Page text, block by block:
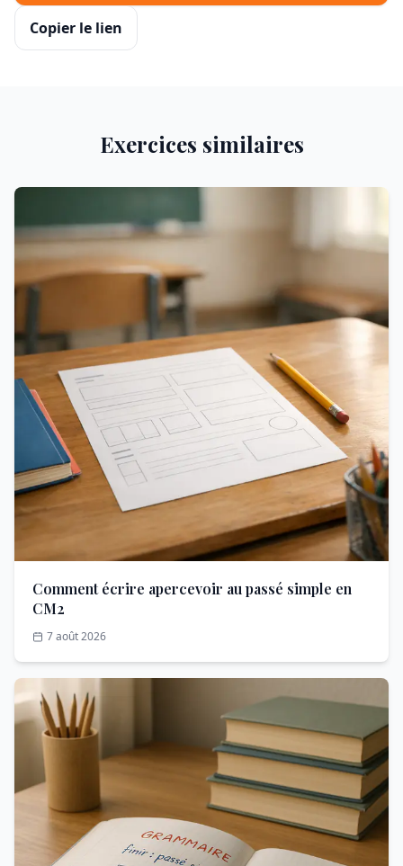
Copier le lien
Exercices similaires
Comment écrire apercevoir au passé simple en
CM2
7 août 2026